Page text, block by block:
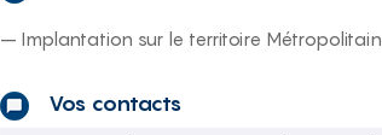
– Implantation sur le territoire Métropolitain
Vos contacts